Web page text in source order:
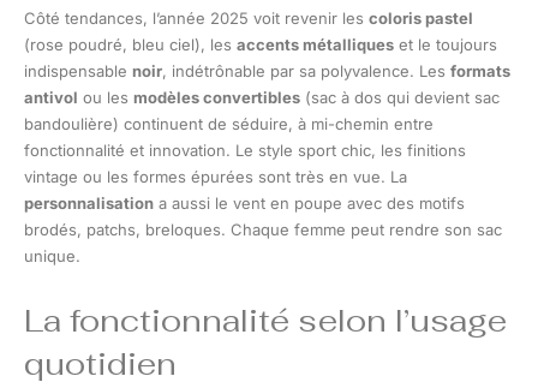
Côté tendances, l’année 2025 voit revenir les coloris pastel
(rose poudré, bleu ciel), les accents métalliques et le toujours
indispensable noir, indétrônable par sa polyvalence. Les formats
antivol ou les modèles convertibles (sac à dos qui devient sac
bandoulière) continuent de séduire, à mi-chemin entre
fonctionnalité et innovation. Le style sport chic, les finitions
vintage ou les formes épurées sont très en vue. La
personnalisation a aussi le vent en poupe avec des motifs
brodés, patchs, breloques. Chaque femme peut rendre son sac
unique.
La fonctionnalité selon l’usage
quotidien